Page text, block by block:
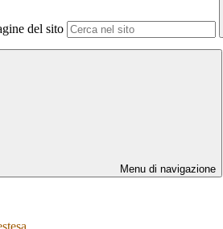
del sito
Menu di navigazione